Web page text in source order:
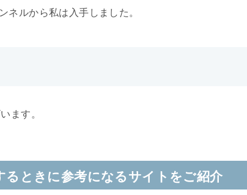
ネルから私は入手しました。
ます。
るときに参考になるサイトをご紹介